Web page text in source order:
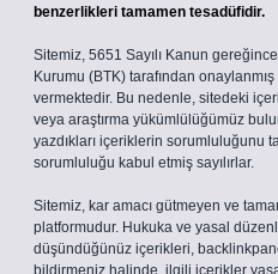
benzerlikleri tamamen tesadüfidir.
Sitemiz, 5651 Sayılı Kanun
Kurumu (BTK) tarafından
vermektedir. Bu nedenle, sitedeki
veya araştırma yükümlülüğümüz
yazdıkları içeriklerin sorumluluğunu
sorumluluğu kabul etmiş sayılırlar.
Sitemiz, kar amacı gütmeyen ve
platformudur. Hukuka ve yasal
düşündüğünüz içerikleri,
bildirmeniz halinde, ilgili içerikler